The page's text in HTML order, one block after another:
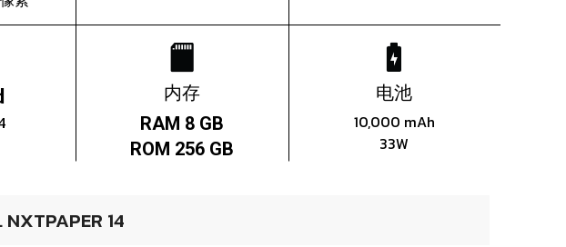
内存
RAM 8 GB
ROM 256 GB
电池
10,000 mAh
33W
14